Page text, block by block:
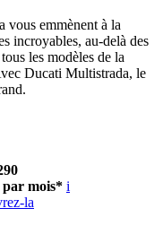
vous emmènent à la
incroyables, au-delà des
les modèles de la
Ducati Multistrada, le
mois* i
la